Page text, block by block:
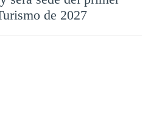
de 2027